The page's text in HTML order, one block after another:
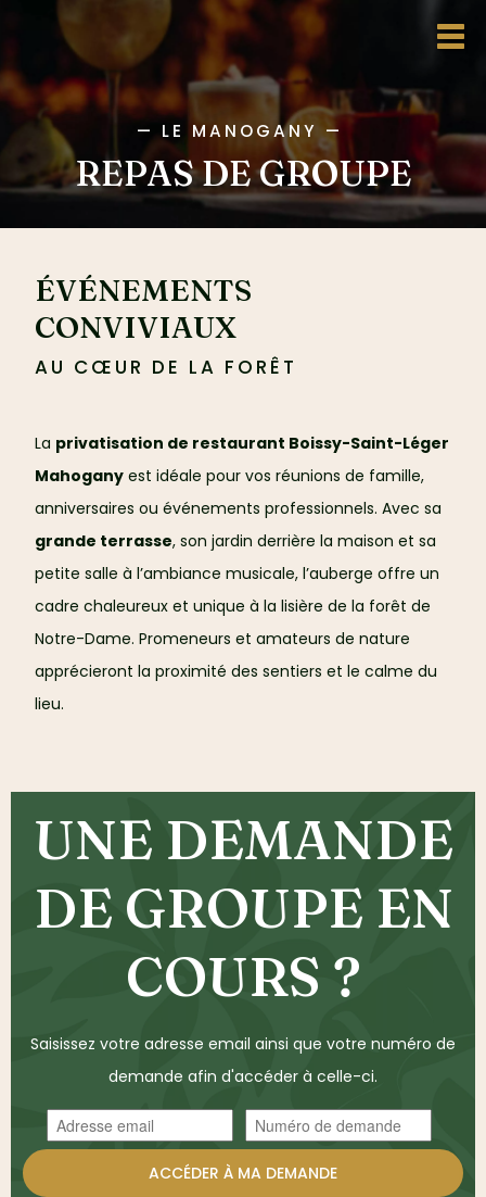
— LE MANOGANY—
REPAS DE GROUPE
ÉVÉNEMENTS
CONVIVIAUX
AU CŒUR DE LA FORÊT
La privatisation de restaurant Boissy-Saint-Léger
Mahoganyest idéale pour vos réunions de famille,
anniversaires ou événements professionnels. Avec sa
grande terrasse, son jardin derrière la maison et sa
petite salle à l’ambiance musicale, l’auberge offre un
cadre chaleureux et unique à la lisière de la forêt de
Notre-Dame. Promeneurs et amateurs de nature
apprécieront la proximité des sentiers et le calme du
lieu.
UNE DEMANDE
DE GROUPE EN
COURS ?
Saisissez votre adresse email ainsi que votre numéro de
demande afin d'accéder à celle-ci.
ACCÉDER À MA DEMANDE